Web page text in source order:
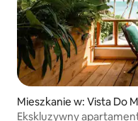
Mieszkanie w: Vista Do
Ekskluzywny